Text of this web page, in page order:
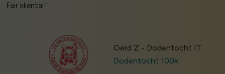
Fair klientai!’
Gerd Z - Dodentocht IT
Dodentocht 100k